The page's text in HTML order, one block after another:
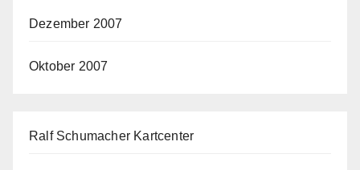
Dezember 2007
Oktober 2007
Ralf Schumacher Kartcenter